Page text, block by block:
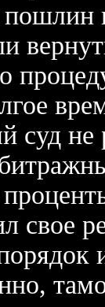
пошлин
суд
свое